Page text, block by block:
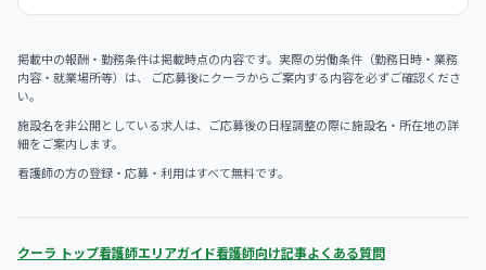
掲載中の報酬・勤務条件は掲載時点の内容です。実際の労働条件（勤務日時・業務
内容・就業場所等）は、 ご応募後にクーラからご案内する内容を必ずご確認くださ
い。
施設名を非公開としている求人は、ご応募後の日程調整の際に施設名・所在地の詳
細をご案内します。
看護師の方の登録・応募・利用はすべて無料です。
クーラ トップ看護師エリアガイド看護師向け記事よくある質問